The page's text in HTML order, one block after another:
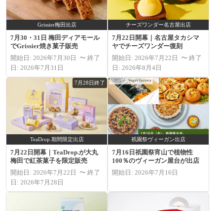
Grissier梅田出店
7月30・31日 梅田ディアモール
でGrissier焼き菓子販売
開始日: 2026年7月30日 〜 終了
日: 2026年7月31日
チーズワンダー名古屋出店
7月22日開幕｜名古屋タカシマ
ヤでチーズワンダー復刻
開始日: 2026年7月22日 〜 終了
日: 2026年8月4日
7月28日終了
TeaDrop.期間限定出店
7月22日開幕｜TeaDrop.が大丸
梅田で紅茶菓子を限定販売
開始日: 2026年7月22日 〜 終了
日: 2026年7月28日
祇園祭ヴィーガン出店
7月16日祇園祭宵山で植物性
100％のヴィーガン屋台が出店
開始日: 2026年7月16日